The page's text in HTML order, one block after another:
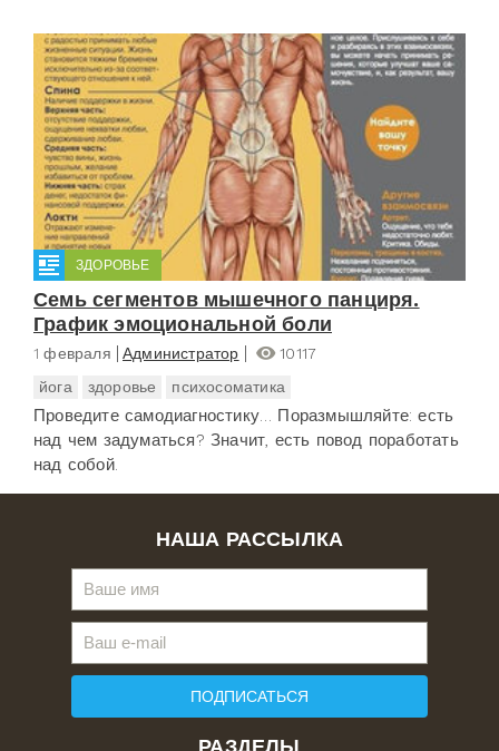
ЗДОРОВЬЕ
Семь сегментов мышечного панциря.
График эмоциональной боли
1 февраля Администратор
10117
йога
здоровье психосоматика
Проведите самодиагностику… Поразмышляйте: есть
над чем задуматься? Значит, есть повод поработать
над собой.
РАЗДЕЛЫ
НАША РАССЫЛКА
ПОДПИСАТЬСЯ